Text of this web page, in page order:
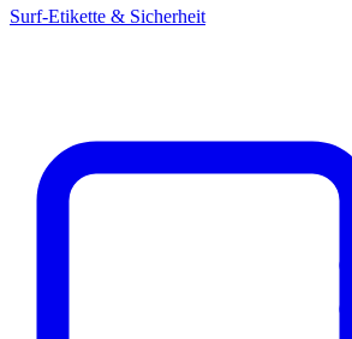
Surf-Etikette & Sicherheit